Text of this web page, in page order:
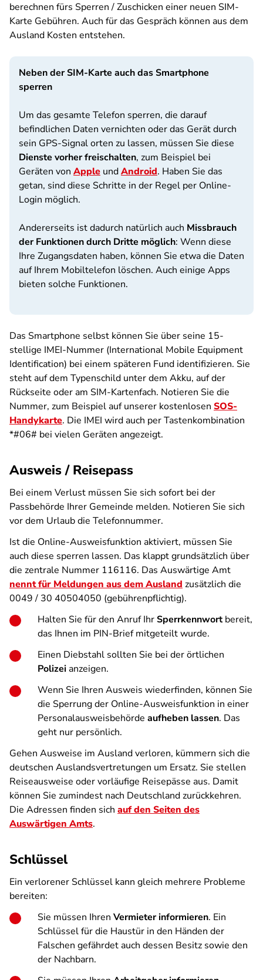
berechnen fürs Sperren / Zuschicken einer neuen SIM-
Karte Gebühren. Auch für das Gespräch können aus dem
Ausland Kosten entstehen.
Neben der SIM-Karte auch das Smartphone
sperren
Um das gesamte Telefon sperren, die darauf
befindlichen Daten vernichten oder das Gerät durch
sein GPS-Signal orten zu lassen, müssen Sie diese
Dienste vorher freischalten, zum Beispiel bei
Geräten von Apple undAndroid. Haben Sie das
getan, sind diese Schritte in der Regel per Online-
Login möglich.
Andererseits ist dadurch natürlich auch Missbrauch
der Funktionen durch Dritte möglich: Wenn diese
Ihre Zugangsdaten haben, können Sie etwa die Daten
auf Ihrem Mobiltelefon löschen. Auch einige Apps
bieten solche Funktionen.
Das Smartphone selbst können Sie über seine 15-
stellige IMEI-Nummer (International Mobile Equipment
Identification) bei einem späteren Fund identifizieren. Sie
steht auf dem Typenschild unter dem Akku, auf der
Rückseite oder am SIM-Kartenfach. Notieren Sie die
Nummer, zum Beispiel auf unserer kostenlosen SOS-
Handykarte. Die IMEI wird auch per Tastenkombination
*#06# bei vielen Geräten angezeigt.
Ausweis / Reisepass
Bei einem Verlust müssen Sie sich sofort bei der
Passbehörde Ihrer Gemeinde melden. Notieren Sie sich
vor dem Urlaub die Telefonnummer.
Ist die Online-Ausweisfunktion aktiviert, müssen Sie
auch diese sperren lassen. Das klappt grundsätzlich über
die zentrale Nummer 116116. Das Auswärtige Amt
nennt für Meldungen aus dem Ausland zusätzlich die
0049 / 30 40504050 (gebührenpflichtig).
Halten Sie für den Anruf IhrSperrkennwortbereit,
das Ihnen im PIN-Brief mitgeteilt wurde.
Einen Diebstahl sollten Sie bei der örtlichen
Polizeianzeigen.
Wenn Sie Ihren Ausweis wiederfinden, können Sie
die Sperrung der Online-Ausweisfunktion in einer
Personalausweisbehörde aufheben lassen. Das
geht nur persönlich.
Gehen Ausweise im Ausland verloren, kümmern sich die
deutschen Auslandsvertretungen um Ersatz. Sie stellen
Reiseausweise oder vorläufige Reisepässe aus. Damit
können Sie zumindest nach Deutschland zurückkehren.
Die Adressen finden sich auf den Seiten des
Auswärtigen Amts.
Schlüssel
Ein verlorener Schlüssel kann gleich mehrere Probleme
bereiten:
Sie müssen Ihren Vermieterinformieren. Ein
Schlüssel für die Haustür in den Händen der
Falschen gefährdet auch dessen Besitz sowie den
der Nachbarn.